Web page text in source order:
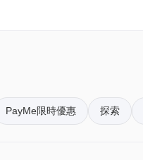
PayMe限時優惠 探索